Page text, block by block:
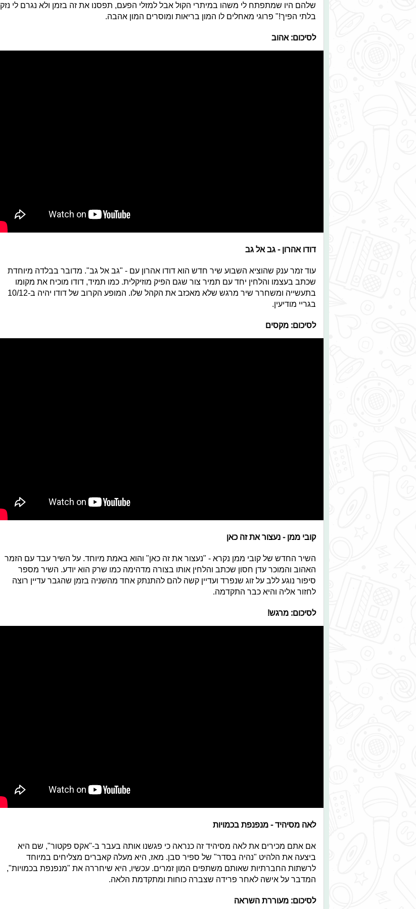
שלהם היו שמתפתח לי משהו במיתרי הקול אבל למזלי הפעם, תפסנו את זה בזמן ולא נגרם לי נזק
בלתי הפיך!" פרוגי מאחלים לו המון בריאות ומוסרים המון אהבה.
לסיכום: אהוב
דודו אהרון - גב אל גב
עוד זמר ענק שהוציא השבוע שיר חדש הוא דודו אהרון עם - "גב אל גב". מדובר בבלדה מיוחדת
שכתב בעצמו והלחין יחד עם תמיר צור שגם הפיק מוזיקלית. כמו תמיד, דודו מוכיח את מקומו
בתעשייה ומשחרר שיר מרגש שלא מאכזב את הקהל שלו. המופע הקרוב של דודו יהיה ב-10/12
בגריי מודיעין.
לסיכום: מקסים
קובי ממן - נעצור את זה כאן
השיר החדש של קובי ממן נקרא - "נעצור את זה כאן" והוא באמת מיוחד. על השיר עבד עם הזמר
האהוב והמוכר עדן חסון שכתב והלחין אותו בצורה מדהימה כמו שרק הוא יודע. השיר מספר
סיפור נוגע ללב על זוג שנפרד ועדיין קשה להם להתנתק אחד מהשניה בזמן שהגבר עדיין רוצה
לחזור אליה והיא כבר התקדמה.
לסיכום: מרגש!
לאה מסיהיד - מנפנפת בכמויות
אם אתם מכירים את לאה מסיהיד זה כנראה כי פגשנו אותה בעבר ב-"אקס פקטור", שם היא
ביצעה את הלהיט "נהיה בסדר" של ספיר סבן. מאז, היא מעלה קאברים מצליחים במיוחד
לרשתות החברתיות שאותם משתפים המון זמרים. עכשיו, היא שיחררה את "מנפנפת בכמויות",
המדבר על אישה לאחר פרידה שצברה כוחות ומתקדמת הלאה.
לסיכום: מעוררת השראה